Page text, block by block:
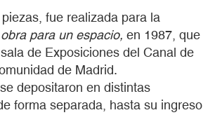
fue realizada para la
para un espacio, en 1987, que
de Exposiciones del Canal de
de Madrid.
depositaron en distintas
forma separada, hasta su ingreso